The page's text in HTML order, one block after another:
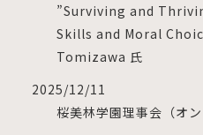
”Surviving and
Skills and Moral
Tomizawa 氏
2025/12/11
桜美林学園理事会（オン